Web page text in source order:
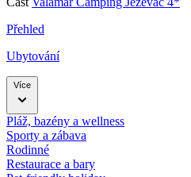
Přehled
Ubytování
Více
Pláž, bazény a wellness
Sporty a zábava
Rodinné
Restaurace a bary